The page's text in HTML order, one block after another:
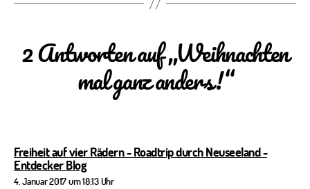
2 Antworten auf „Weihnachten
mal ganz anders!“
Freiheit auf vier Rädern - Roadtrip durch Neuseeland -
Entdecker Blogsagt:
4. Januar 2017 um 18:13 Uhr